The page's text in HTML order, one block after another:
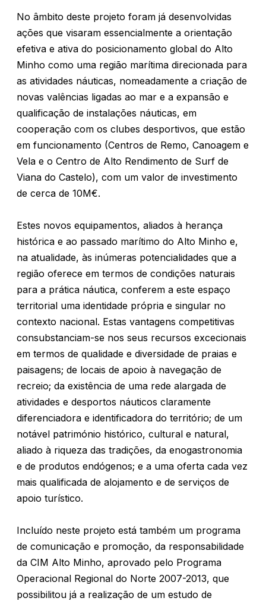
No âmbito deste projeto foram já desenvolvidas
ações que visaram essencialmente a orientação
efetiva e ativa do posicionamento global do Alto
Minho como uma região marítima direcionada para
as atividades náuticas, nomeadamente a criação de
novas valências ligadas ao mar e a expansão e
qualificação de instalações náuticas, em
cooperação com os clubes desportivos, que estão
em funcionamento (Centros de Remo, Canoagem e
Vela e o Centro de Alto Rendimento de Surf de
Viana do Castelo), com um valor de investimento
de cerca de 10M€.
Estes novos equipamentos, aliados à herança
histórica e ao passado marítimo do Alto Minho e,
na atualidade, às inúmeras potencialidades que a
região oferece em termos de condições naturais
para a prática náutica, conferem a este espaço
territorial uma identidade própria e singular no
contexto nacional. Estas vantagens competitivas
consubstanciam-se nos seus recursos excecionais
em termos de qualidade e diversidade de praias e
paisagens; de locais de apoio à navegação de
recreio; da existência de uma rede alargada de
atividades e desportos náuticos claramente
diferenciadora e identificadora do território; de um
notável património histórico, cultural e natural,
aliado à riqueza das tradições, da enogastronomia
e de produtos endógenos; e a uma oferta cada vez
mais qualificada de alojamento e de serviços de
apoio turístico.
Incluído neste projeto está também um programa
de comunicação e promoção, da responsabilidade
da CIM Alto Minho, aprovado pelo Programa
Operacional Regional do Norte 2007-2013, que
possibilitou já a realização de um estudo de